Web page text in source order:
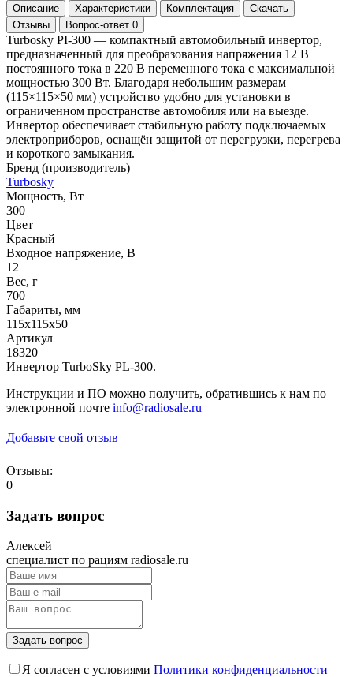
Описание Характеристики Комплектация
Скачать
Отзывы
Вопрос-ответ 0
Turbosky PI-300 — компактный автомобильный инвертор,
предназначенный для преобразования напряжения 12 В
постоянного тока в 220 В переменного тока с максимальной
мощностью 300 Вт. Благодаря небольшим размерам
(115×115×50 мм) устройство удобно для установки в
ограниченном пространстве автомобиля или на выезде.
Инвертор обеспечивает стабильную работу подключаемых
электроприборов, оснащён защитой от перегрузки, перегрева
и короткого замыкания.
Бренд (производитель)
Turbosky
Мощность, Вт
300
Цвет
Красный
Входное напряжение, В
12
Вес, г
700
Габариты, мм
115х115х50
Артикул
18320
Инвертор TurboSky PL-300.
Инструкции и ПО можно получить, обратившись к нам по
электронной почте info@radiosale.ru
Добавьте свой отзыв
Отзывы:
0
Задать вопрос
Алексей
специалист по рациям radiosale.ru
Задать вопрос
Я согласен с условиями Политики конфиденциальности